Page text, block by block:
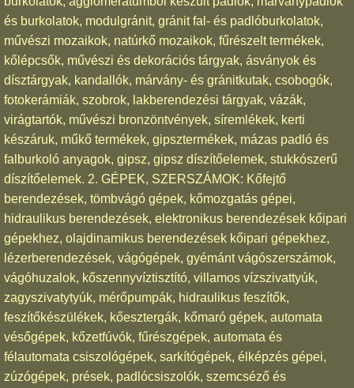
és burkolatok, modulgránit, gránit fal- és padlóburkolatok,
művészi mozaikok, natúrkő mozaikok, fűrészelt termékek,
kőlépcsők, művészi és dekorációs tárgyak, ásványok és
dísztárgyak, kandallók, márvány- és gránitkutak, csobogók,
fotokerámiák, szobrok, lakberendezési tárgyak, vázák,
virágtartók, művészi bronzöntvények, síremlékek, kerti
készáruk, műkő termékek, gipsztermékek, mázas padló és
falburkoló anyagok, gipsz, gipsz díszítőelemek, stukkószerű
díszítőelemek. 2. GÉPEK, SZERSZÁMOK: Kőfejtő
berendezések, tömbvágó gépek, kőmozgatás gépei,
hidraulikus berendezések, elektronikus berendezések kőipari
gépekhez, olajdinamikus berendezések kőipari gépekhez,
lézerberendezések, vágógépek, gyémánt vágószerszámok,
vágóhuzalok, kőszennyvíztisztító, villamos vízszivattyúk,
zagyszivatytyúk, mérőpumpák, hidraulikus feszítők,
feszítőkészülékek, kőesztergák, kőmaró gépek, automata
vésőgépek, kőzetfúvók, fűrészgépek, automata és
félautomata csiszológépek, sarkítógépek, élképzés gépei,
zúzógépek, prések, padlócsiszolók, szemcséző és